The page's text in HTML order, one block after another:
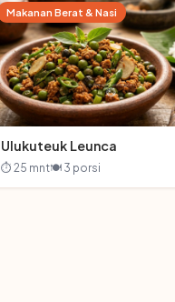
Makanan Berat & Nasi
Ulukuteuk Leunca
⏱ 25 mnt🍽 3 porsi